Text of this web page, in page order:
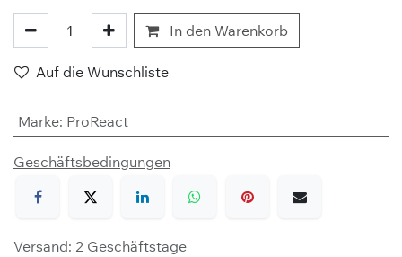
In den Warenkorb
Auf die Wunschliste
Marke: ProReact
Geschäftsbedingungen
Versand: 2 Geschäftstage